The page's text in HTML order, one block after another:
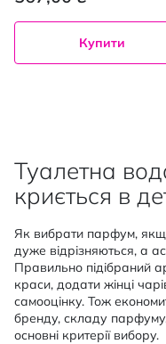
Купити
Туалетна
криється в
Як вибрати парфум,
дуже відрізняються, а
Правильно підібраний
краси, додати жінці
самооцінку. Тож
бренду, складу
основні критерії вибору.